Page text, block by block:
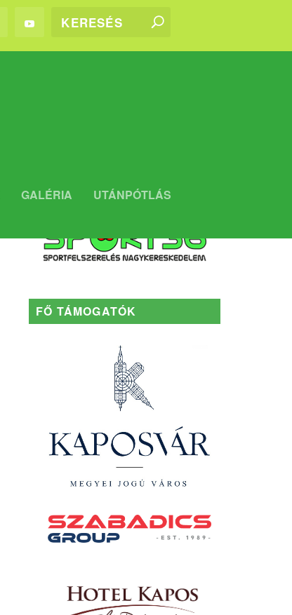
GALÉRIA UTÁNPÓTLÁS
FŐ TÁMOGATÓK